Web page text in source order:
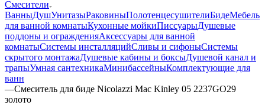
Смесители
ВанныДушУнитазыРаковиныПолотенцесушителиБидеМебель
для ванной комнатыКухонные мойкиПиссуарыДушевые
поддоны и огражденияАксессуары для ванной
комнатыСистемы инсталляцийСливы и сифоныСистемы
скрытого монтажаДушевые кабины и боксыДушевой канал и
трапыУмная сантехникаМинибассейныКомплектующие для
ванн
—Смеситель для биде Nicolazzi Mac Kinley 05 2237GO29
золото